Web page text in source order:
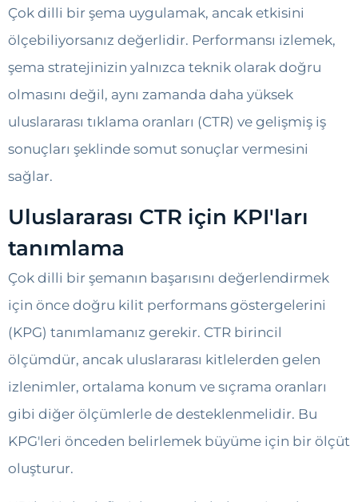
Çok dilli bir şema uygulamak, ancak etkisini
ölçebiliyorsanız değerlidir. Performansı izlemek,
şema stratejinizin yalnızca teknik olarak doğru
olmasını değil, aynı zamanda daha yüksek
uluslararası tıklama oranları (CTR) ve gelişmiş iş
sonuçları şeklinde somut sonuçlar vermesini
sağlar.
Uluslararası CTR için KPI'ları
tanımlama
Çok dilli bir şemanın başarısını değerlendirmek
için önce doğru kilit performans göstergelerini
(KPG) tanımlamanız gerekir. CTR birincil
ölçümdür, ancak uluslararası kitlelerden gelen
izlenimler, ortalama konum ve sıçrama oranları
gibi diğer ölçümlerle de desteklenmelidir. Bu
KPG'leri önceden belirlemek büyüme için bir ölçüt
oluşturur.